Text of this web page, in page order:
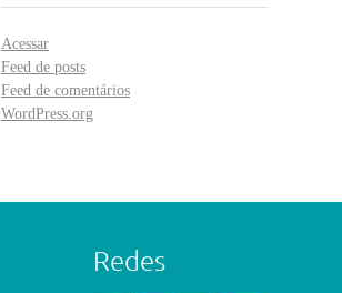
Acessar
Feed de posts
Feed de comentários
WordPress.org
Redes